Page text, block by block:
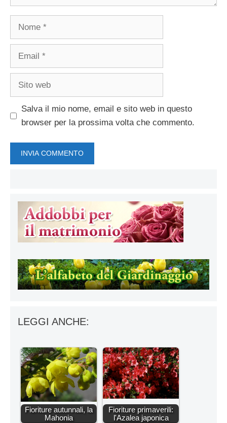
Nome
Email
Sito
Salva il mio nome, email e sito web in questo
browser per la prossima volta che commento.
LEGGI ANCHE:
Fioriture autunnali, la
Mahonia
Fioriture primaverili:
l'Azalea japonica